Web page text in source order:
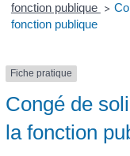
fonction publique >
fonction publique
Fiche pratique
Congé de
la fonction